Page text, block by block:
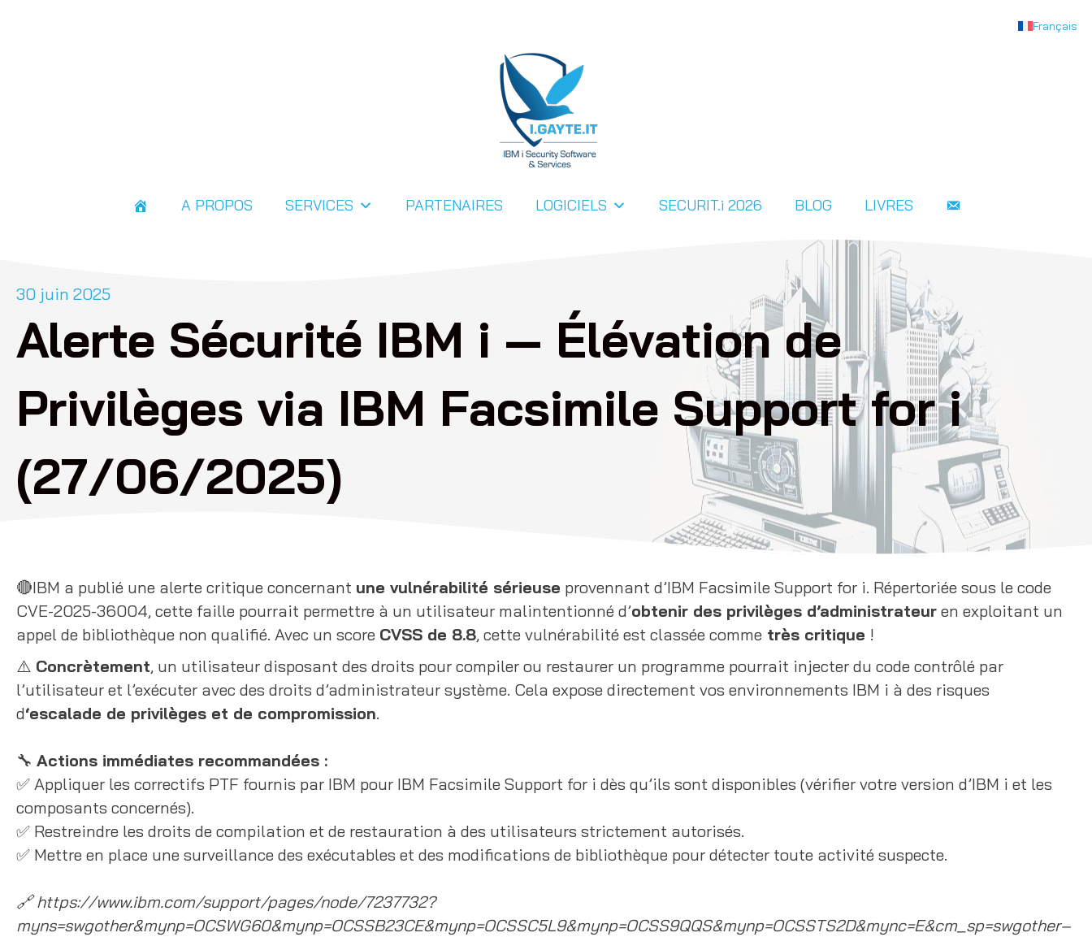
Français
A PROPOS SERVICES PARTENAIRES LOGICIELS SECURIT.i 2026 BLOG LIVRES
30 juin 2025
Alerte Sécurité IBM i — Élévation de
Privilèges via IBM Facsimile Support for i
(27/06/2025)
🔴IBM a publié une alerte critique concernant une vulnérabilité sérieuse provennant d’IBM Facsimile Support for i. Répertoriée sous le code
CVE-2025-36004, cette faille pourrait permettre à un utilisateur malintentionné d’obtenir des privilèges d’administrateur en exploitant un
appel de bibliothèque non qualifié. Avec un score CVSS de 8.8, cette vulnérabilité est classée comme très critique !
⚠️ Concrètement, un utilisateur disposant des droits pour compiler ou restaurer un programme pourrait injecter du code contrôlé par
l’utilisateur et l’exécuter avec des droits d’administrateur système. Cela expose directement vos environnements IBM i à des risques
d‘escalade de privilèges et de compromission.
🔧 Actions immédiates recommandées :
✅ Appliquer les correctifs PTF fournis par IBM pour IBM Facsimile Support for i dès qu’ils sont disponibles (vérifier votre version d’IBM i et les
composants concernés).
✅ Restreindre les droits de compilation et de restauration à des utilisateurs strictement autorisés.
✅ Mettre en place une surveillance des exécutables et des modifications de bibliothèque pour détecter toute activité suspecte.
🔗 https://www.ibm.com/support/pages/node/7237732?
myns=swgother&mynp=OCSWG60&mynp=OCSSB23CE&mynp=OCSSC5L9&mynp=OCSS9QQS&mynp=OCSSTS2D&mync=E&cm_sp=swgother–